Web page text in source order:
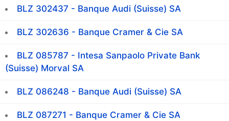
BLZ 302437 - Banque Audi (Suisse) SA
BLZ 302636 - Banque Cramer & Cie SA
BLZ 085787 - Intesa Sanpaolo Private Bank
(Suisse) Morval SA
BLZ 086248 - Banque Audi (Suisse) SA
BLZ 087271 - Banque Cramer & Cie SA